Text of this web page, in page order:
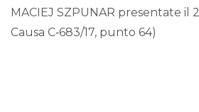
MACIEJ SZPUNAR presentate il
Causa C‑683/17, punto 64)